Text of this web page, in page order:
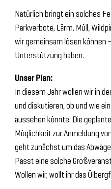
Natürlich bringt ein solches
Parkverbote, Lärm, Müll,
wir gemeinsam lösen können
Unterstützung haben.
Unser Plan:
In diesem Jahr wollen wir in
und diskutieren, ob und wie
aussehen könnte. Die
Möglichkeit zur Anmeldung
geht zunächst um das
Passt eine solche
Wollen wir, wollt ihr das